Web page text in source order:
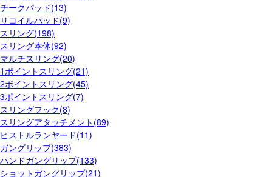
チークパッド(13)
リコイルパッド(9)
スリング(198)
スリング本体(92)
マルチスリング(20)
1ポイントスリング(21)
2ポイントスリング(45)
3ポイントスリング(7)
スリングフック(8)
スリングアタッチメント(89)
ピストルランヤード(11)
ガングリップ(383)
ハンドガングリップ(133)
ショットガングリップ(21)